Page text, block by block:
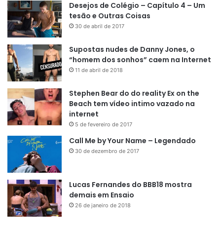
Desejos de Colégio – Capítulo 4 – Um
tesão e Outras Coisas
30 de abril de 2017
Supostas nudes de Danny Jones, o
“homem dos sonhos” caem na Internet
11 de abril de 2018
Stephen Bear do do reality Ex on the
Beach tem vídeo intimo vazado na
internet
5 de fevereiro de 2017
Call Me by Your Name – Legendado
30 de dezembro de 2017
Lucas Fernandes do BBB18 mostra
demais em Ensaio
26 de janeiro de 2018